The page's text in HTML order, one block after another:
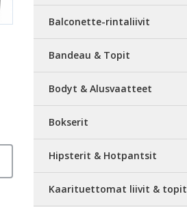
Balconette-rintaliivit
Bandeau & Topit
Bodyt & Alusvaatteet
Bokserit
Hipsterit & Hotpantsit
Kaarituettomat liivit & topit